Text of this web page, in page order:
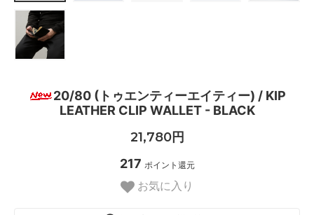
20/80 (トゥエンティーエイティー) / KIP
LEATHER CLIP WALLET - BLACK
21,780円
217 ポイント還元
お気に入り